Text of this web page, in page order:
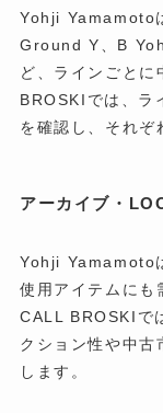
Yohji Yamamoto
Ground Y、B
ど、ラインごと
BROSKIでは、ラ
を確認し、それぞ
アーカイブ・
Yohji Yamamoto
使用アイテムにも
CALL BROSKIで
クション性や中古
します。